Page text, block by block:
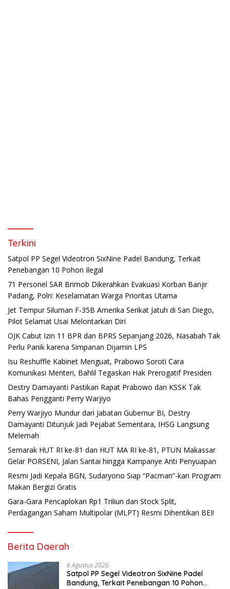
Terkini
Satpol PP Segel Videotron SixNine Padel Bandung, Terkait
Penebangan 10 Pohon Ilegal
71 Personel SAR Brimob Dikerahkan Evakuasi Korban Banjir
Padang, Polri: Keselamatan Warga Prioritas Utama
Jet Tempur Siluman F-35B Amerika Serikat Jatuh di San Diego,
Pilot Selamat Usai Melontarkan Diri
OJK Cabut Izin 11 BPR dan BPRS Sepanjang 2026, Nasabah Tak
Perlu Panik karena Simpanan Dijamin LPS
Isu Reshuffle Kabinet Menguat, Prabowo Soroti Cara
Komunikasi Menteri, Bahlil Tegaskan Hak Prerogatif Presiden
Destry Damayanti Pastikan Rapat Prabowo dan KSSK Tak
Bahas Pengganti Perry Warjiyo
Perry Warjiyo Mundur dari Jabatan Gubernur BI, Destry
Damayanti Ditunjuk Jadi Pejabat Sementara, IHSG Langsung
Melemah
Semarak HUT RI ke-81 dan HUT MA RI ke-81, PTUN Makassar
Gelar PORSENI, Jalan Santai hingga Kampanye Anti Penyuapan
Resmi Jadi Kepala BGN, Sudaryono Siap “Pacman”-kan Program
Makan Bergizi Gratis
Gara-Gara Pencaplokan Rp1 Triliun dan Stock Split,
Perdagangan Saham Multipolar (MLPT) Resmi Dihentikan BEI!
Berita Daerah
6 Agustus 2026
Satpol PP Segel Videotron SixNine Padel
Bandung, Terkait Penebangan 10 Pohon